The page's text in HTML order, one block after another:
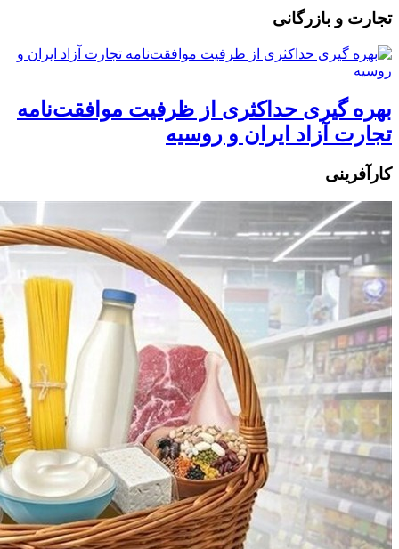
تجارت و بازرگانی
بهره گیری حداکثری از ظرفیت موافقت‌نامه
تجارت آزاد ایران و روسیه
کارآفرینی